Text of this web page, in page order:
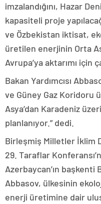
imzalandığını, Hazar
kapasiteli proje
ve Özbekistan iktisat,
üretilen enerjinin Orta
Avrupa’ya aktarımı için
Bakan Yardımcısı
ve Güney Gaz Koridoru
Asya’dan Karadeniz
planlanıyor.” dedi.
Birleşmiş Milletler İklim
29. Taraflar
Azerbaycan’ın başkenti
Abbasov, ülkesinin
enerji üretimine dair